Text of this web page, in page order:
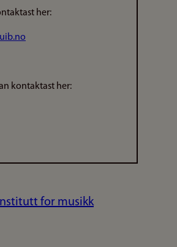
her:
kontaktast her:
for musikk